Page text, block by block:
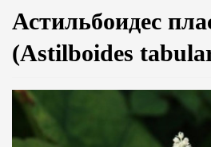
Астильбоидес
(Astilboides